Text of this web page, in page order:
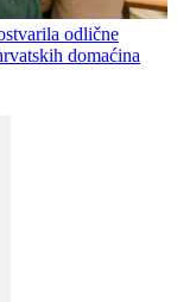
odlične
domaćina